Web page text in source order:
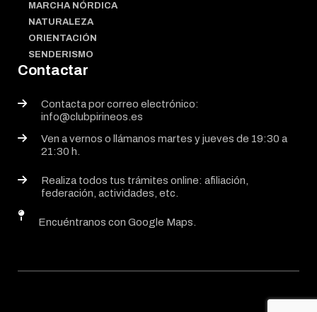
MARCHA NÓRDICA
NATURALEZA
ORIENTACIÓN
SENDERISMO
Contactar
Contacta por correo electrónico:
info@clubpirineos.es
Ven a vernos o llámanos martes y jueves de 19:30 a
21:30 h.
Realiza todos tus trámites online: afiliación,
federación, actividades, etc.
Encuéntranos con Google Maps.